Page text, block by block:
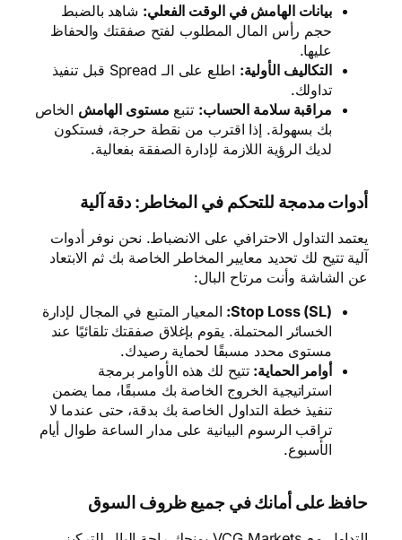
بيانات الهامش في الوقت الفعلي: شاهد بالضبط
حجم رأس المال المطلوب لفتح صفقتك والحفاظ
عليها.
التكاليف الأولية:
اطلع على الـ Spread قبل تنفيذ
تداولك.
مراقبة سلامة الحساب: تتبع مستوى الهامش الخاص
بك بسهولة. إذا اقترب من نقطة حرجة، فستكون
لديك الرؤية اللازمة لإدارة الصفقة بفعالية.
أدوات مدمجة للتحكم في المخاطر: دقة آلية
يعتمد التداول الاحترافي على الانضباط. نحن نوفر أدوات
آلية تتيح لك تحديد معايير المخاطر الخاصة بك ثم الابتعاد
عن الشاشة وأنت مرتاح البال:
Stop Loss (SL): المعيار المتبع في المجال لإدارة
الخسائر المحتملة. يقوم بإغلاق صفقتك تلقائيًا عند
مستوى محدد مسبقًا لحماية رصيدك.
أوامر الحماية: تتيح لك هذه الأوامر برمجة
استراتيجية الخروج الخاصة بك مسبقًا، مما يضمن
تنفيذ خطة التداول الخاصة بك بدقة، حتى عندما لا
تراقب الرسوم البيانية على مدار الساعة طوال أيام
الأسبوع.
حافظ على أمانك في جميع ظروف السوق